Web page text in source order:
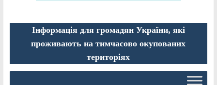
Інформація для громадян України, які
проживають на тимчасово окупованих
територіях